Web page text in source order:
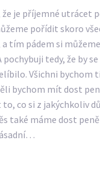
je příjemné utrácet
pořídit skoro
tím pádem si
pochybuji tedy, že by
Všichni bychom
bychom mít dost
co si z jakýchkoliv
také máme dost